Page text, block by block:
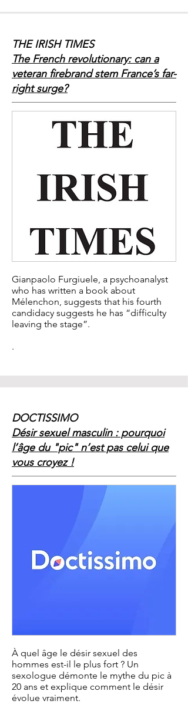
THE IRISH TIMES
The French revolutionary: can a
veteran firebrand stem France’s far-
right surge?
Gianpaolo Furgiuele, a psychoanalyst
who has written a book about
Mélenchon, suggests that his fourth
candidacy suggests he has “difficulty
leaving the stage”.
.
DOCTISSIMO
Désir sexuel masculin : pourquoi
l’âge du "pic" n’est pas celui que
vous croyez !
À quel âge le désir sexuel des
hommes est-il le plus fort ? Un
sexologue démonte le mythe du pic à
20 ans et explique comment le désir
évolue vraiment.